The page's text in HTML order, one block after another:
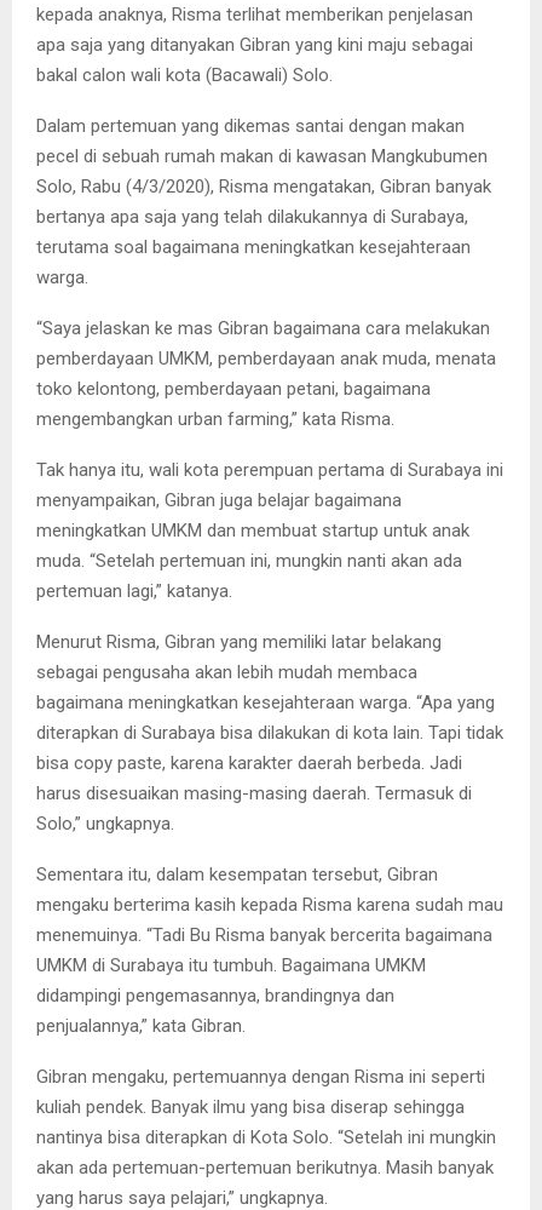
kepada anaknya, Risma terlihat memberikan penjelasan
apa saja yang ditanyakan Gibran yang kini maju sebagai
bakal calon wali kota (Bacawali) Solo.
Dalam pertemuan yang dikemas santai dengan makan
pecel di sebuah rumah makan di kawasan Mangkubumen
Solo, Rabu (4/3/2020), Risma mengatakan, Gibran banyak
bertanya apa saja yang telah dilakukannya di Surabaya,
terutama soal bagaimana meningkatkan kesejahteraan
warga.
“Saya jelaskan ke mas Gibran bagaimana cara melakukan
pemberdayaan UMKM, pemberdayaan anak muda, menata
toko kelontong, pemberdayaan petani, bagaimana
mengembangkan urban farming,” kata Risma.
Tak hanya itu, wali kota perempuan pertama di Surabaya ini
menyampaikan, Gibran juga belajar bagaimana
meningkatkan UMKM dan membuat startup untuk anak
muda. “Setelah pertemuan ini, mungkin nanti akan ada
pertemuan lagi,” katanya.
Menurut Risma, Gibran yang memiliki latar belakang
sebagai pengusaha akan lebih mudah membaca
bagaimana meningkatkan kesejahteraan warga. “Apa yang
diterapkan di Surabaya bisa dilakukan di kota lain. Tapi tidak
bisa copy paste, karena karakter daerah berbeda. Jadi
harus disesuaikan masing-masing daerah. Termasuk di
Solo,” ungkapnya.
Sementara itu, dalam kesempatan tersebut, Gibran
mengaku berterima kasih kepada Risma karena sudah mau
menemuinya. “Tadi Bu Risma banyak bercerita bagaimana
UMKM di Surabaya itu tumbuh. Bagaimana UMKM
didampingi pengemasannya, brandingnya dan
penjualannya,” kata Gibran.
Gibran mengaku, pertemuannya dengan Risma ini seperti
kuliah pendek. Banyak ilmu yang bisa diserap sehingga
nantinya bisa diterapkan di Kota Solo. “Setelah ini mungkin
akan ada pertemuan-pertemuan berikutnya. Masih banyak
yang harus saya pelajari,” ungkapnya.